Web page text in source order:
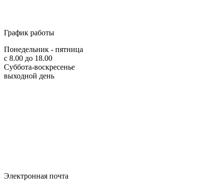
График работы
Понедельник - пятница
с 8.00 до 18.00
Суббота-воскресенье
выходной день
Электронная почта